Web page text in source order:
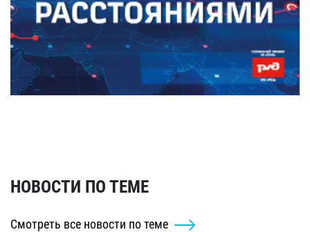
НОВОСТИ ПО ТЕМЕ
Смотреть все новости по теме